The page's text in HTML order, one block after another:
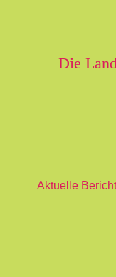
Die
Aktuelle